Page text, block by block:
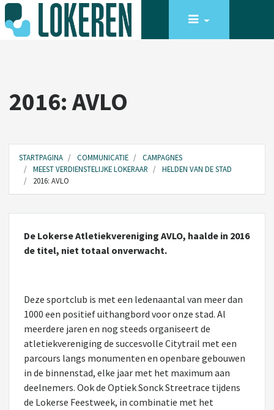
2016: AVLO
STARTPAGINA COMMUNICATIE
CAMPAGNES
MEEST VERDIENSTELIJKE LOKERAAR
HELDEN VAN DE STAD
2016: AVLO
De Lokerse Atletiekvereniging AVLO, haalde in 2016
de titel, niet totaal onverwacht.
Deze sportclub is met een ledenaantal van meer dan
1000 een positief uithangbord voor onze stad. Al
meerdere jaren en nog steeds organiseert de
atletiekvereniging de succesvolle Citytrail met een
parcours langs monumenten en openbare gebouwen
in de binnenstad, elke jaar met het maximum aan
deelnemers. Ook de Optiek Sonck Streetrace tijdens
de Lokerse Feestweek, in combinatie met het